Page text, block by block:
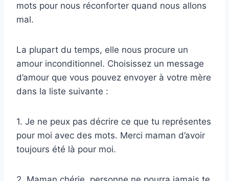
mots pour nous réconforter quand nous allons
mal.
La plupart du temps, elle nous procure un
amour inconditionnel. Choisissez un message
d’amour que vous pouvez envoyer à votre mère
dans la liste suivante :
1. Je ne peux pas décrire ce que tu représentes
pour moi avec des mots. Merci maman d’avoir
toujours été là pour moi.